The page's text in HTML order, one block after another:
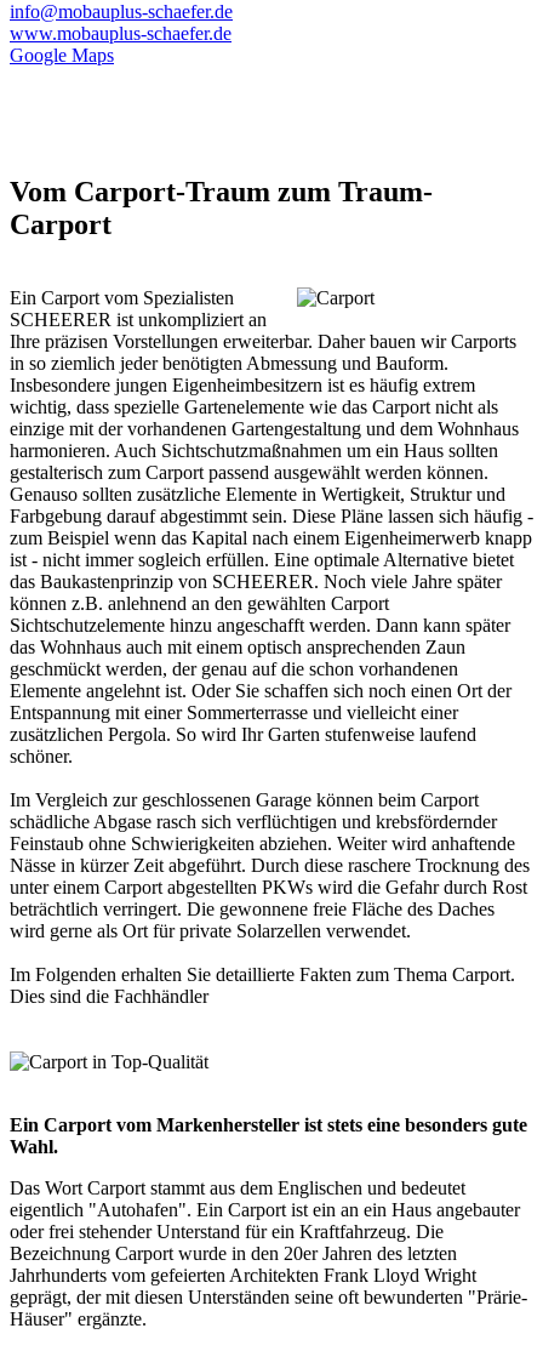
info@mobauplus-schaefer.de
www.mobauplus-schaefer.de
Google Maps
Vom Carport-Traum zum Traum-
Carport
Ein Carport vom Spezialisten
SCHEERER ist unkompliziert an
Ihre präzisen Vorstellungen erweiterbar. Daher bauen wir Carports
in so ziemlich jeder benötigten Abmessung und Bauform.
Insbesondere jungen Eigenheimbesitzern ist es häufig extrem
wichtig, dass spezielle Gartenelemente wie das Carport nicht als
einzige mit der vorhandenen Gartengestaltung und dem Wohnhaus
harmonieren. Auch Sichtschutzmaßnahmen um ein Haus sollten
gestalterisch zum Carport passend ausgewählt werden können.
Genauso sollten zusätzliche Elemente in Wertigkeit, Struktur und
Farbgebung darauf abgestimmt sein. Diese Pläne lassen sich häufig -
zum Beispiel wenn das Kapital nach einem Eigenheimerwerb knapp
ist - nicht immer sogleich erfüllen. Eine optimale Alternative bietet
das Baukastenprinzip von SCHEERER. Noch viele Jahre später
können z.B. anlehnend an den gewählten Carport
Sichtschutzelemente hinzu angeschafft werden. Dann kann später
das Wohnhaus auch mit einem optisch ansprechenden Zaun
geschmückt werden, der genau auf die schon vorhandenen
Elemente angelehnt ist. Oder Sie schaffen sich noch einen Ort der
Entspannung mit einer Sommerterrasse und vielleicht einer
zusätzlichen Pergola. So wird Ihr Garten stufenweise laufend
schöner.
Im Vergleich zur geschlossenen Garage können beim Carport
schädliche Abgase rasch sich verflüchtigen und krebsfördernder
Feinstaub ohne Schwierigkeiten abziehen. Weiter wird anhaftende
Nässe in kürzer Zeit abgeführt. Durch diese raschere Trocknung des
unter einem Carport abgestellten PKWs wird die Gefahr durch Rost
beträchtlich verringert. Die gewonnene freie Fläche des Daches
wird gerne als Ort für private Solarzellen verwendet.
Im Folgenden erhalten Sie detaillierte Fakten zum Thema Carport.
Dies sind die Fachhändler
Ein Carport vom Markenhersteller ist stets eine besonders gute
Wahl.
Das Wort Carport stammt aus dem Englischen und bedeutet
eigentlich "Autohafen". Ein Carport ist ein an ein Haus angebauter
oder frei stehender Unterstand für ein Kraftfahrzeug. Die
Bezeichnung Carport wurde in den 20er Jahren des letzten
Jahrhunderts vom gefeierten Architekten Frank Lloyd Wright
geprägt, der mit diesen Unterständen seine oft bewunderten "Prärie-
Häuser" ergänzte.